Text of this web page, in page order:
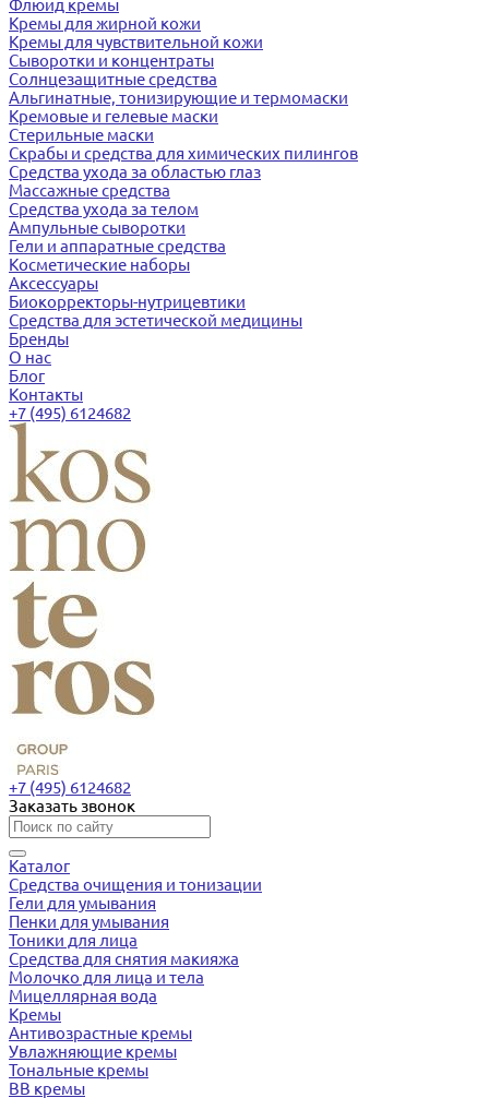
Флюид кремы
Кремы для жирной кожи
Кремы для чувствительной кожи
Сыворотки и концентраты
Солнцезащитные средства
Альгинатные, тонизирующие и термомаски
Кремовые и гелевые маски
Стерильные маски
Скрабы и средства для химических пилингов
Средства ухода за областью глаз
Массажные средства
Средства ухода за телом
Ампульные сыворотки
Гели и аппаратные средства
Косметические наборы
Аксессуары
Биокорректоры-нутрицевтики
Средства для эстетической медицины
Бренды
О нас
Блог
Контакты
+7 (495) 6124682
+7 (495) 6124682
Заказать звонок
Каталог
Средства очищения и тонизации
Гели для умывания
Пенки для умывания
Тоники для лица
Средства для снятия макияжа
Молочко для лица и тела
Мицеллярная вода
Кремы
Антивозрастные кремы
Увлажняющие кремы
Тональные кремы
BB кремы